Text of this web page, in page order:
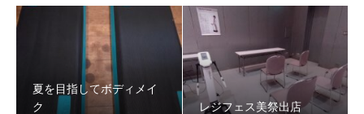
夏を目指してボディメイ
ク
レジフェス美祭出店